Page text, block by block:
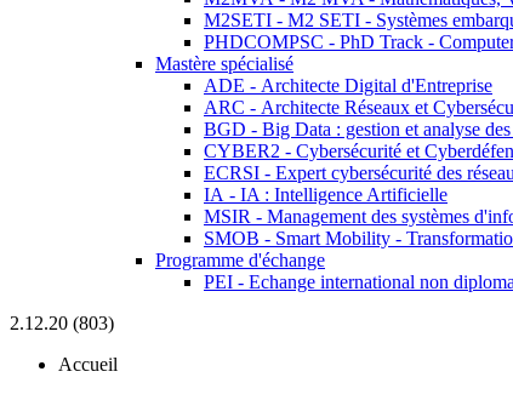
M2SETI - M2 SETI - Systèmes
PHDCOMPSC - PhD Track -
Mastère spécialisé
ADE - Architecte Digital d'Entreprise
ARC - Architecte Réseaux et
BGD - Big Data : gestion et analyse des
CYBER2 - Cybersécurité et
ECRSI - Expert cybersécurité des
IA - IA : Intelligence Artificielle
MSIR - Management des systèmes
SMOB - Smart Mobility -
Programme d'échange
PEI - Echange international non
2.12.20 (803)
Accueil